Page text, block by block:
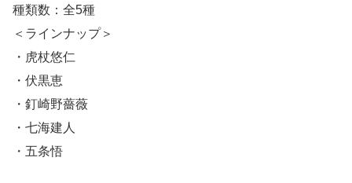
種類数：全5種
＜ラインナップ＞
・虎杖悠仁
・伏黒恵
・釘崎野薔薇
・七海建人
・五条悟